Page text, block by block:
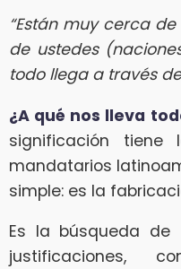
“Están muy cerca
de ustedes
todo llega a través
¿A qué nos lleva
significación
mandatarios
simple: es la
Es la búsqueda de
justificaciones,